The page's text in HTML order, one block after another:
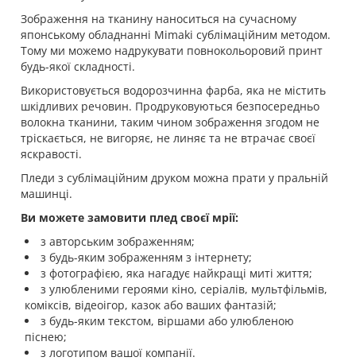
Зображення на тканину наноситься на сучасному
японському обладнанні Mimaki сублімаційним методом.
Тому ми можемо надрукувати повнокольоровий принт
будь-якої складності.
Використовується водорозчинна фарба, яка не містить
шкідливих речовин. Продруковуються безпосередньо
волокна тканини, таким чином зображення згодом не
тріскається, не вигоряє, не линяє та не втрачає своєї
яскравості.
Пледи з сублімаційним друком можна прати у пральній
машинці.
Ви можете замовити плед своєї мрії:
з авторським зображенням;
з будь-яким зображенням з інтернету;
з фотографією, яка нагадує найкращі миті життя;
з улюбленими героями кіно, серіалів, мультфільмів,
коміксів, відеоігор, казок або ваших фантазій;
з будь-яким текстом, віршами або улюбленою
піснею;
з логотипом вашої компанії.